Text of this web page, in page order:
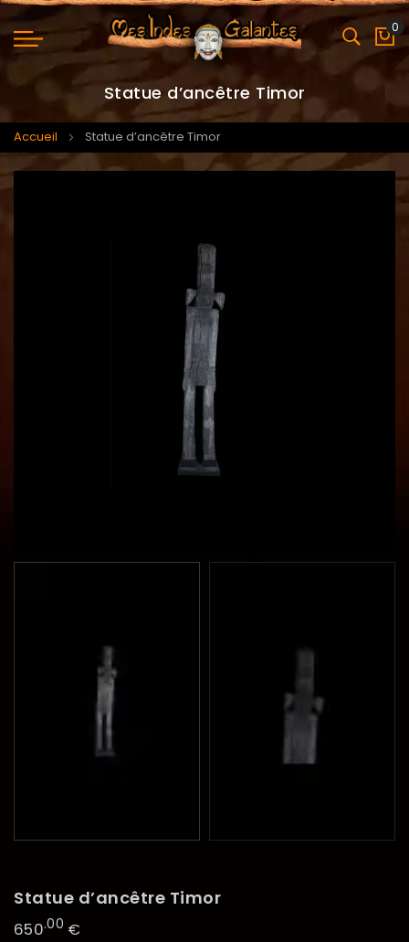
0
Statue d’ancêtre Timor
Accueil Statue d’ancêtre Timor
Statue d’ancêtre Timor
650.00 €